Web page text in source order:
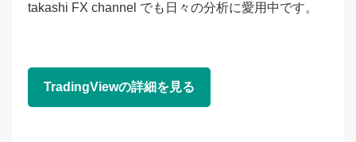
takashi FX channel でも日々の分析に愛用中です。
TradingViewの詳細を見る